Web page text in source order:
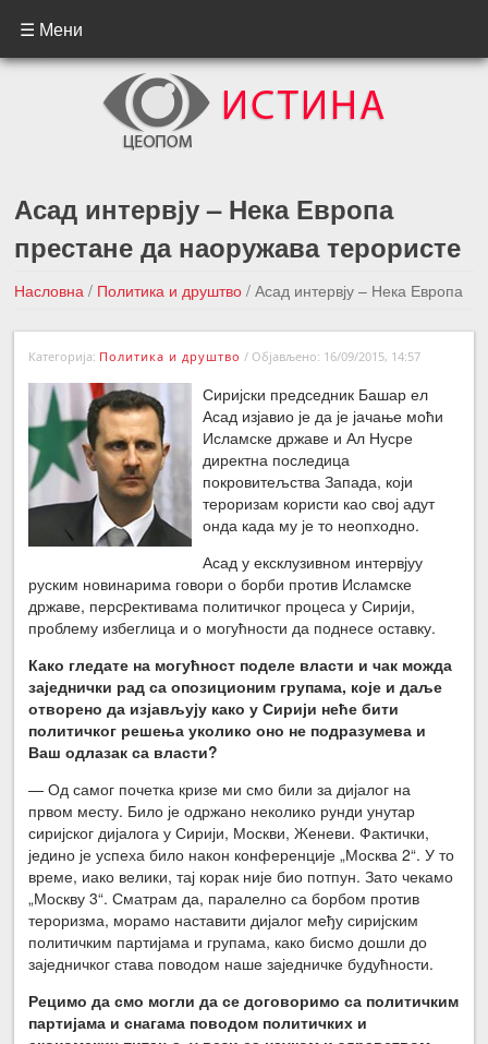
☰ Мени
Асад интервју – Нека Европа
престане да наоружава терористе
Насловна / Политика и друштво / Асад интервју – Нека Европа
престане да наоружава терористе
←Претходна вест
Следећа вест →
Категорија: Политика и друштво / Објављено: 16/09/2015, 14:57
Сиријски председник Башар ел
Асад изјавио је да је јачање моћи
Исламске државе и Ал Нусре
директна последица
покровитељства Запада, који
тероризам користи као свој адут
онда када му је то неопходно.
Асад у ексклузивном интервјуу
руским новинарима говори о борби против Исламске
државе, персpективама политичког процеса у Сирији,
проблему избеглица и о могућности да поднесе оставку.
Како гледате на могућност поделе власти и чак можда
заједнички рад са опозиционим групама, које и даље
отворено да изјављују како у Сирији неће бити
политичког решења уколико оно не подразумева и
Ваш одлазак са власти?
— Од самог почетка кризе ми смо били за дијалог на
првом месту. Било је одржано неколико рунди унутар
сиријског дијалога у Сирији, Москви, Женеви. Фактички,
једино је успеха било након конференције „Москва 2“. У то
време, иако велики, тај корак није био потпун. Зато чекамо
„Москву 3“. Сматрам да, паралелно са борбом против
тероризма, морамо наставити дијалог међу сиријским
политичким партијама и групама, како бисмо дошли до
заједничког става поводом наше заједничке будућности.
Рецимо да смо могли да се договоримо са политичким
партијама и снагама поводом политичких и